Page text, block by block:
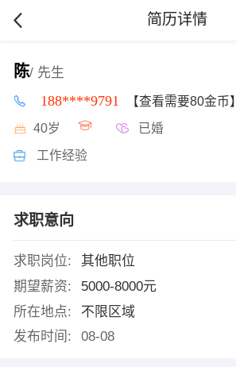
简历详情
陈/ 先生
188****9791 【查看需要80金币】
40岁 已婚
工作经验
求职意向
求职岗位:
其他职位
期望薪资:
5000-8000元
所在地点:
不限区域
发布时间:
08-08